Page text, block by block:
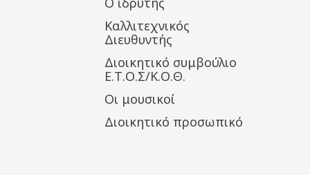
Καλλιτεχνικός
Διευθυντής
Διοικητικό συμβούλιο
Ε.Τ.Ο.Σ/Κ.Ο.Θ.
Οι μουσικοί
Διοικητικό προσωπικό